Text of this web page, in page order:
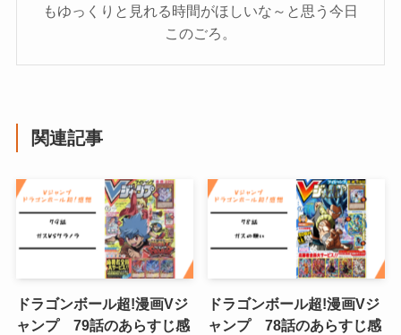
もゆっくりと見れる時間がほしいな～と思う今日
このごろ。
関連記事
ドラゴンボール超!漫画Vジ
ャンプ 79話のあらすじ感
ドラゴンボール超!漫画Vジ
ャンプ 78話のあらすじ感